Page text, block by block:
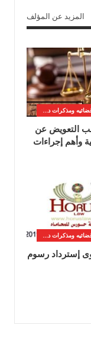
المزيد عن المؤلف
صيغ دعاوي قضائيه ومذكرات دفاع
التعويض عن
وأهم إجراءات
صيغ دعاوي قضائيه ومذكرات دفاع
إسترداد رسوم